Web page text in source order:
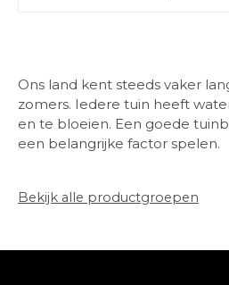
Ons land kent steeds vaker
zomers. Iedere tuin heeft
en te bloeien. Een goede
een belangrijke factor spelen.
Bekijk alle productgroepen